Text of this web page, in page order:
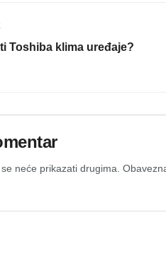
Toshiba klima uređaje?
neće prikazati drugima.